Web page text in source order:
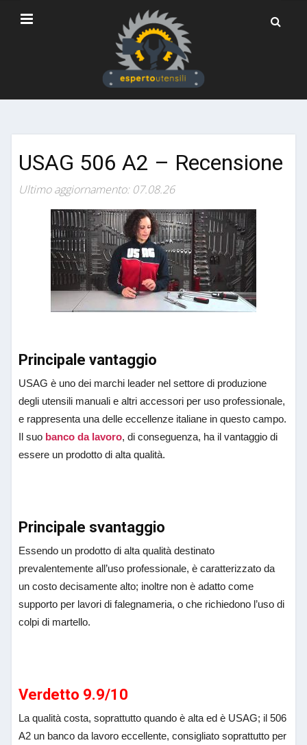
USAG 506 A2 – Recensione
Ultimo aggiornamento: 07.08.26
Principale vantaggio
USAG è uno dei marchi leader nel settore di produzione
degli utensili manuali e altri accessori per uso professionale,
e rappresenta una delle eccellenze italiane in questo campo.
Il suo banco da lavoro, di conseguenza, ha il vantaggio di
essere un prodotto di alta qualità.
Principale svantaggio
Essendo un prodotto di alta qualità destinato
prevalentemente all’uso professionale, è caratterizzato da
un costo decisamente alto; inoltre non è adatto come
supporto per lavori di falegnameria, o che richiedono l’uso di
colpi di martello.
Verdetto 9.9/10
La qualità costa, soprattutto quando è alta ed è USAG; il 506
A2 un banco da lavoro eccellente, consigliato soprattutto per